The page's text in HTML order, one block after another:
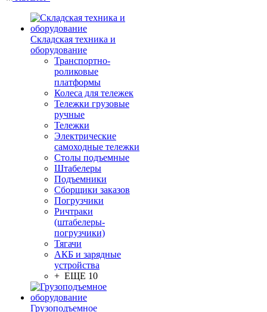
Складская техника и
оборудование
Транспортно-
роликовые
платформы
Колеса для тележек
Тележки грузовые
ручные
Тележки
Электрические
самоходные тележки
Столы подъемные
Штабелеры
Подъемники
Сборщики заказов
Погрузчики
Ричтраки
(штабелеры-
погрузчики)
Тягачи
АКБ и зарядные
устройства
+ ЕЩЕ 10
Грузоподъемное